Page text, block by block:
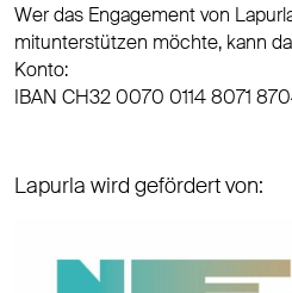
Wer das Engagement von
mitunterstützen möchte, kann
Konto:
IBAN CH32 0070 0114 8071
Lapurla wird gefördert von: